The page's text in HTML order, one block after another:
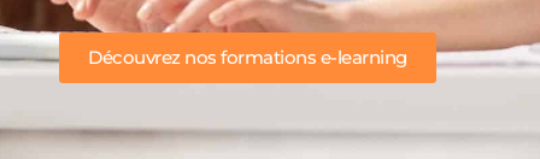
Découvrez nos formations e-learning